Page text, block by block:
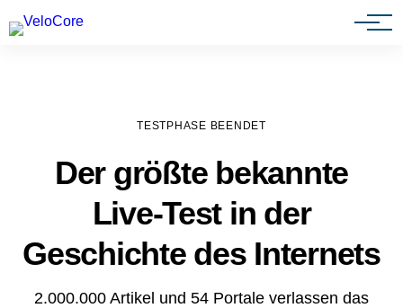
Agenturen & Webdesigner
TESTPHASE BEENDET
Der größte bekannte
Live-Test in der
Geschichte des Internets
2.000.000 Artikel und 54 Portale verlassen das